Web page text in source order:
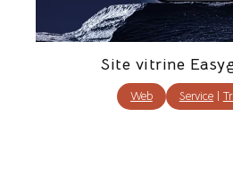
Site vitrine
Web Service |